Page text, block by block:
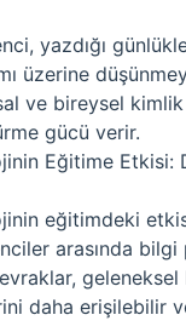
yazdığı
üzerine
ve bireysel
gücü verir.
Eğitime Etkisi:
eğitimdeki
arasında bilgi
daha erişilebilir